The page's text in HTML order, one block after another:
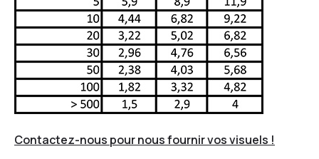
Contactez-nous pour nous fournir vos visuels !